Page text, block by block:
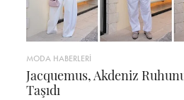
MODA HABERLERİ
Jacquemus, Akdeniz
Taşıdı